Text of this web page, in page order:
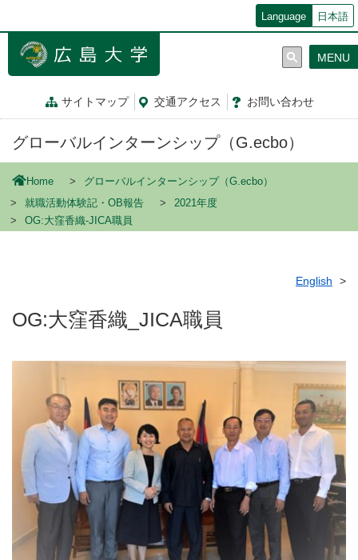
ン
Language 日本語
サイトマップ 交通アクセス お問い合わせ
MENU
グローバルインターンシップ（G.ecbo）
Home
グローバルインターンシップ（G.ecbo）
就職活動体験記・OB報告
2021年度
OG:大窪香織-JICA職員
English
OG:大窪香織_JICA職員